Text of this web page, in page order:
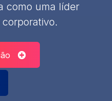
como uma líder